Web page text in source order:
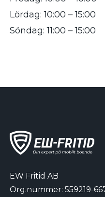
Lördag: 10:00 – 15:00
Söndag: 11:00 – 15:00
EW Fritid AB
Org.nummer: 559219-